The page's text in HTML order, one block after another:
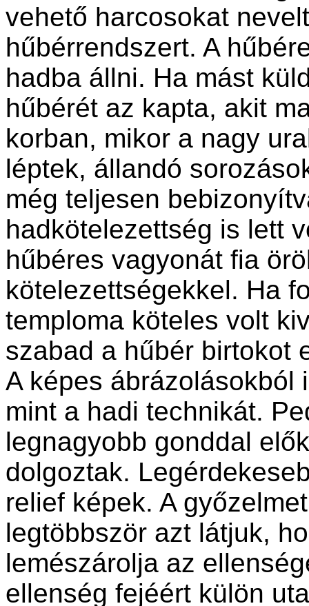
vehető harcosokat
hűbérrendszert. A
hadba állni. Ha mást
hűbérét az kapta, akit
korban, mikor a nagy
léptek, állandó
még teljesen
hadkötelezettség is lett
hűbéres vagyonát fia
kötelezettségekkel. Ha
temploma köteles volt
szabad a hűbér birtokot
A képes ábrázolásokból
mint a hadi technikát.
legnagyobb gonddal
dolgoztak.
relief képek. A
legtöbbször azt látjuk,
lemészárolja az
ellenség fejéért külön